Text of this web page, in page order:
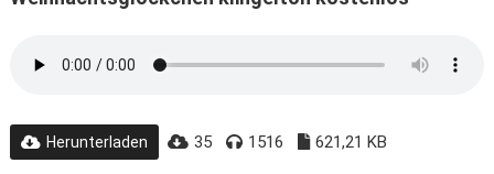
Herunterladen 35 1516 621,21 KB